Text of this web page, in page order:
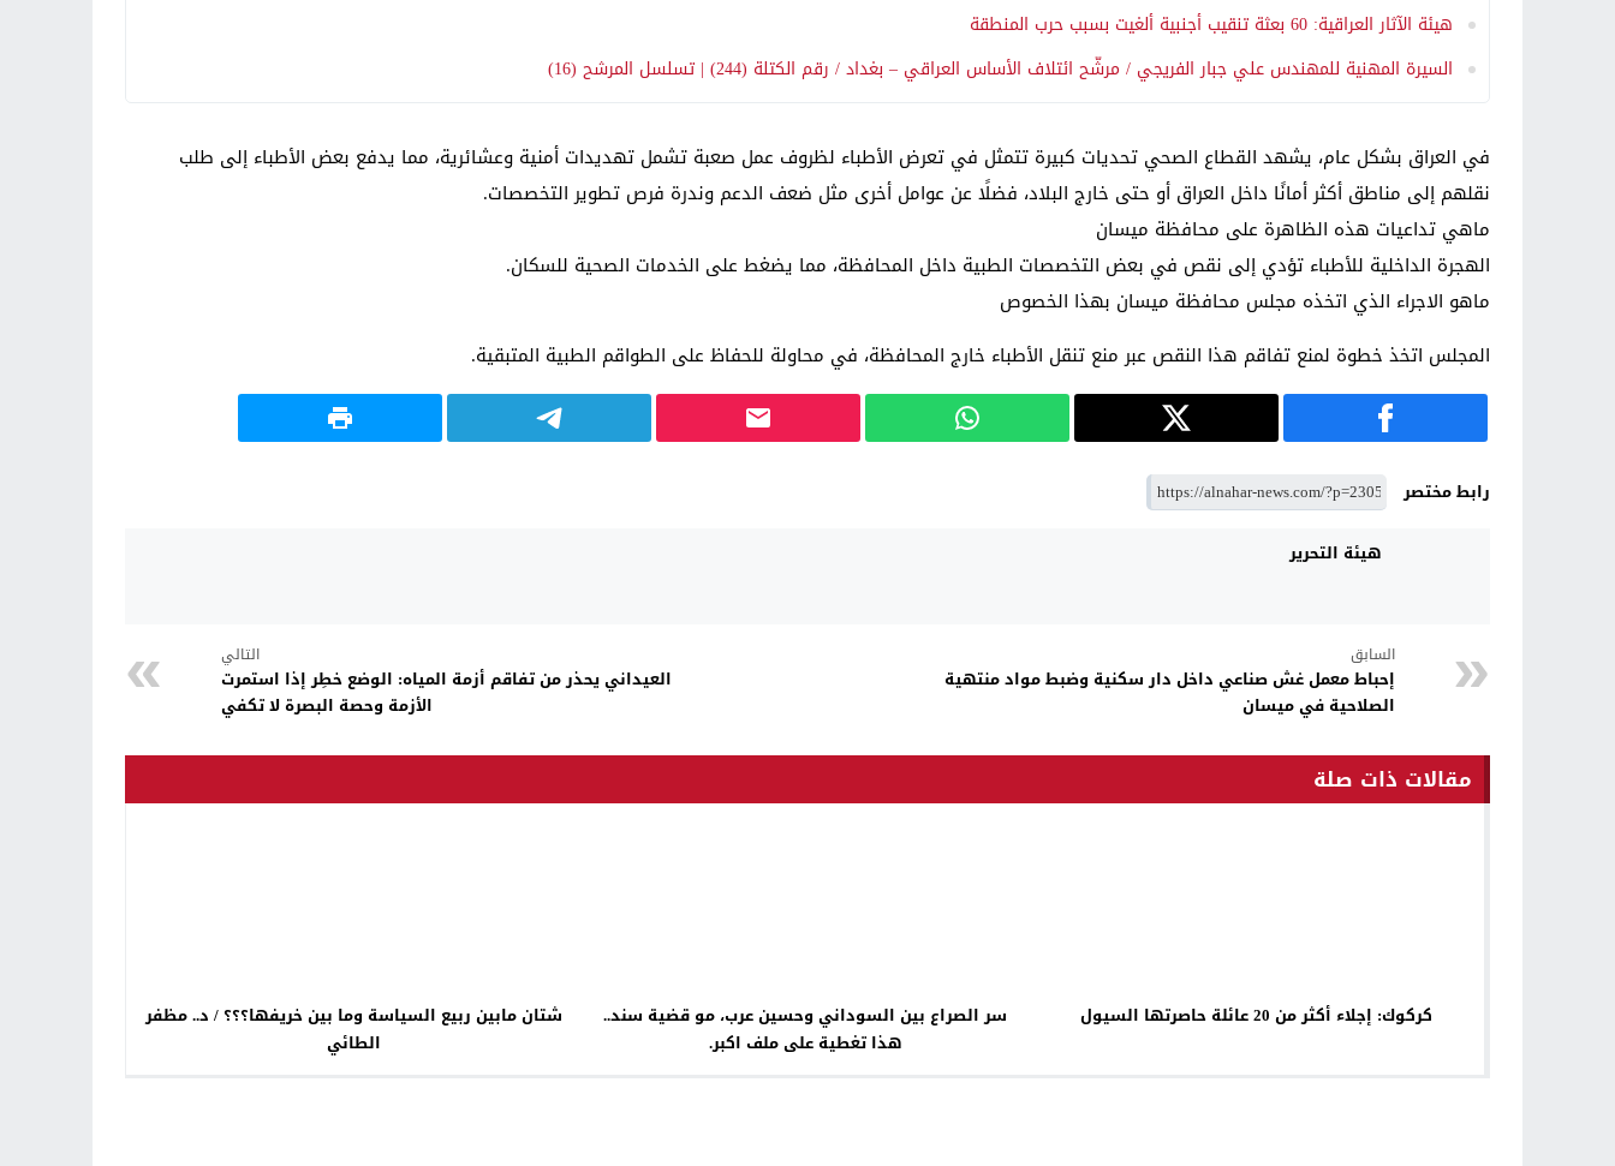
هيئة الآثار العراقية: 60 بعثة تنقيب أجنبية ألغيت بسبب حرب المنطقة
السيرة المهنية للمهندس علي جبار الفريجي / مرشّح ائتلاف الأساس العراقي – بغداد / رقم الكتلة (244) | تسلسل المرشح (16)
في العراق بشكل عام، يشهد القطاع الصحي تحديات كبيرة تتمثل في تعرض الأطباء لظروف عمل صعبة تشمل تهديدات أمنية وعشائرية، مما يدفع بعض الأطباء إلى طلب
نقلهم إلى مناطق أكثر أمانًا داخل العراق أو حتى خارج البلاد، فضلًا عن عوامل أخرى مثل ضعف الدعم وندرة فرص تطوير التخصصات.
ماهي تداعيات هذه الظاهرة على محافظة ميسان
الهجرة الداخلية للأطباء تؤدي إلى نقص في بعض التخصصات الطبية داخل المحافظة، مما يضغط على الخدمات الصحية للسكان.
ماهو الاجراء الذي اتخذه مجلس محافظة ميسان بهذا الخصوص
المجلس اتخذ خطوة لمنع تفاقم هذا النقص عبر منع تنقل الأطباء خارج المحافظة، في محاولة للحفاظ على الطواقم الطبية المتبقية.
رابط مختصر
هيئة التحرير
السابق
إحباط معمل غش صناعي داخل دار سكنية وضبط مواد منتهية
الصلاحية في ميسان
التالي
العيداني يحذر من تفاقم أزمة المياه: الوضع خطِر إذا استمرت
الأزمة وحصة البصرة لا تكفي
مقالات ذات صلة
كركوك: إجلاء أكثر من 20 عائلة حاصرتها السيول
سر الصراع بين السوداني وحسين عرب، مو قضية سند..
هذا تغطية على ملف اكبر.
شتان مابين ربيع السياسة وما بين خريفها؟؟؟ / د.. مظفر
الطائي